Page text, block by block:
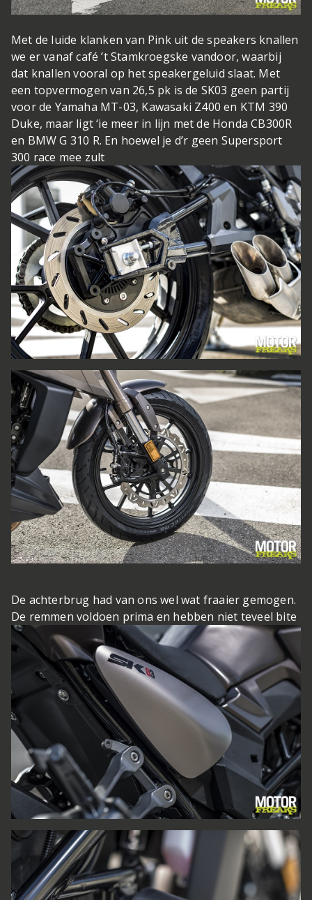
Met de luide klanken van Pink uit de speakers knallen
we er vanaf café ’t Stamkroegske vandoor, waarbij
dat knallen vooral op het speakergeluid slaat. Met
een topvermogen van 26,5 pk is de SK03 geen partij
voor de Yamaha MT-03, Kawasaki Z400 en KTM 390
Duke, maar ligt ‘ie meer in lijn met de Honda CB300R
en BMW G 310 R. En hoewel je d’r geen Supersport
300 race mee zult
De achterbrug had van ons wel wat fraaier gemogen.
De remmen voldoen prima en hebben niet teveel bite